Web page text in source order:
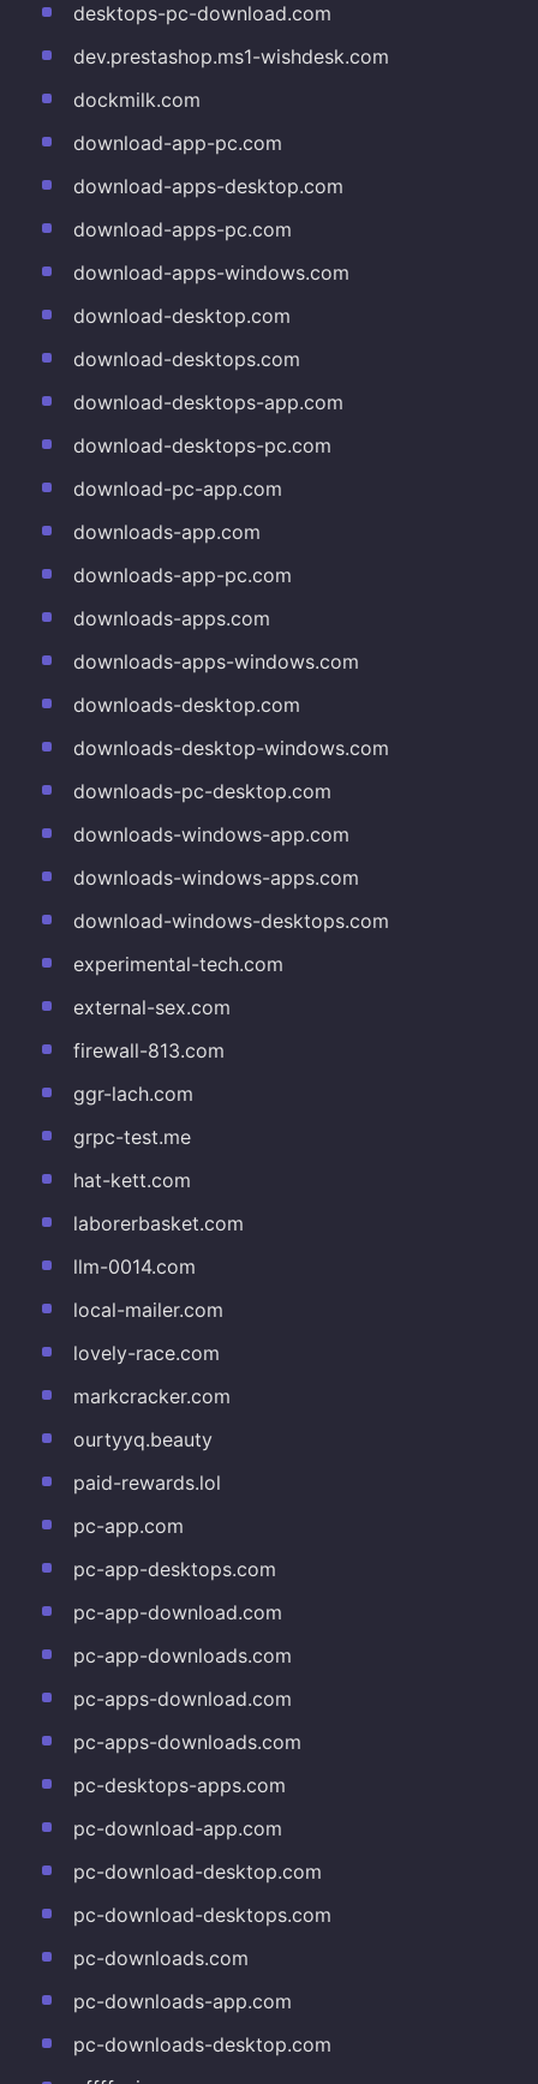
desktops-pc-download.com
dev.prestashop.ms1-wishdesk.com
dockmilk.com
download-app-pc.com
download-apps-desktop.com
download-apps-pc.com
download-apps-windows.com
download-desktop.com
download-desktops.com
download-desktops-app.com
download-desktops-pc.com
download-pc-app.com
downloads-app.com
downloads-app-pc.com
downloads-apps.com
downloads-apps-windows.com
downloads-desktop.com
downloads-desktop-windows.com
downloads-pc-desktop.com
downloads-windows-app.com
downloads-windows-apps.com
download-windows-desktops.com
experimental-tech.com
external-sex.com
firewall-813.com
ggr-lach.com
grpc-test.me
hat-kett.com
laborerbasket.com
llm-0014.com
local-mailer.com
lovely-race.com
markcracker.com
ourtyyq.beauty
paid-rewards.lol
pc-app.com
pc-app-desktops.com
pc-app-download.com
pc-app-downloads.com
pc-apps-download.com
pc-apps-downloads.com
pc-desktops-apps.com
pc-download-app.com
pc-download-desktop.com
pc-download-desktops.com
pc-downloads.com
pc-downloads-app.com
pc-downloads-desktop.com